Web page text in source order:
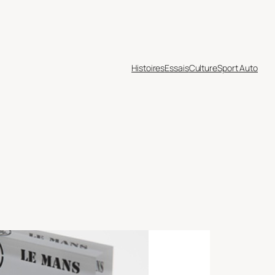
HistoiresEssaisCultureSport Auto